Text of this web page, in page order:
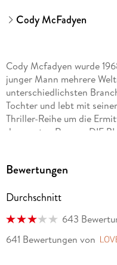
Cody McFadyen
Cody Mcfadyen wurde
junger Mann mehrere
unterschiedlichsten
Tochter und lebt mit
Thriller-Reihe um die
dem ersten Roman, DIE
Bewertungen
Durchschnitt
643
641 Bewertungen von